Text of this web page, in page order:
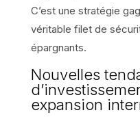
C’est une stratégie
véritable filet de
épargnants.
Nouvelles
expansion